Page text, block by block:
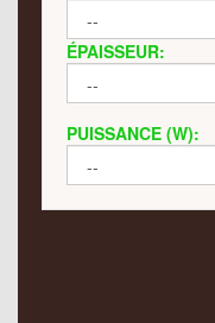
ÉPAISSEUR:
PUISSANCE (W):